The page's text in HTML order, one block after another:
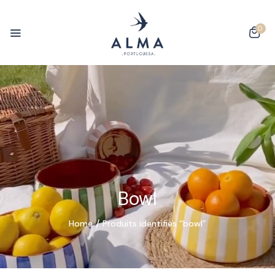
0
Bowl
Home Produits identifiés “bowl”